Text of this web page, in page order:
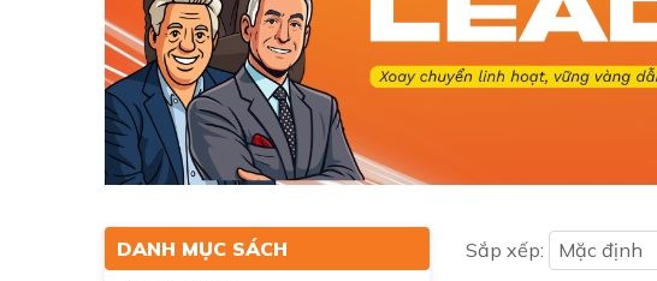
DANH MỤC SÁCH Sắp xếp: Mặc định